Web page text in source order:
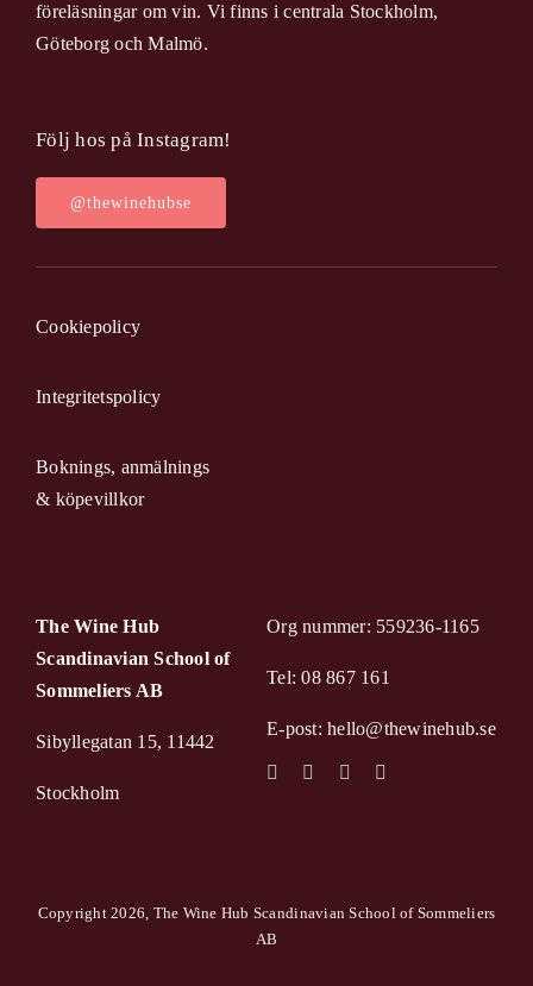
föreläsningar om vin. Vi finns i centrala Stockholm,
Göteborg och Malmö.
Följ hos på Instagram!
@thewinehubse
Cookiepolicy
Integritetspolicy
Boknings, anmälnings
& köpevillkor
The Wine Hub
Scandinavian School of
Sommeliers AB
Sibyllegatan 15, 11442
Stockholm
Org nummer: 559236-1165
Tel: 08 867 161
E-post: hello@thewinehub.se
Copyright 2026, The Wine Hub Scandinavian School of Sommeliers
AB